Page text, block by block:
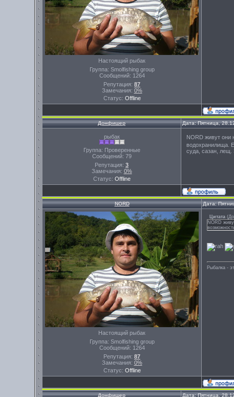
Настоящий рыбак
Группа: Smolfishing group
Сообщений: 1264
Репутация: 87
Замечания: 0%
Статус: Offline
Донфишер Дата: Пятница,
рыбак
Группа: Проверенные
Сообщений: 79
Репутация: 3
Замечания: 0%
Статус: Offline
NORD живут они
водохранилища.
суда, сазан, лещ.
NORD Дата:
Настоящий рыбак
Группа: Smolfishing group
Сообщений: 1264
Репутация: 87
Замечания: 0%
Статус: Offline
Цитата (
NORD
Рыбалка -
Донфишер Дата: Пятница,